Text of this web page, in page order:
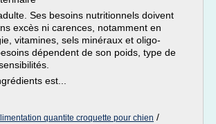
Ses besoins nutritionnels doivent
excès ni carences, notamment en
vitamines, sels minéraux et oligo-
dépendent de son poids, type de
est...
quantite croquette pour chien /